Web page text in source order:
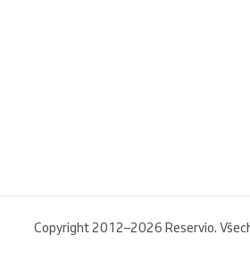
Copyright 2012–2026 Reservio.